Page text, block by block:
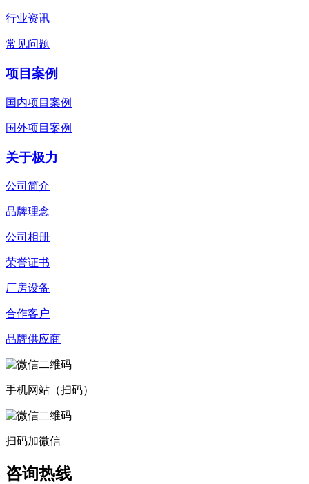
行业资讯
常见问题
项目案例
国内项目案例
国外项目案例
关于极力
公司简介
品牌理念
公司相册
荣誉证书
厂房设备
合作客户
品牌供应商
手机网站（扫码）
扫码加微信
咨询热线